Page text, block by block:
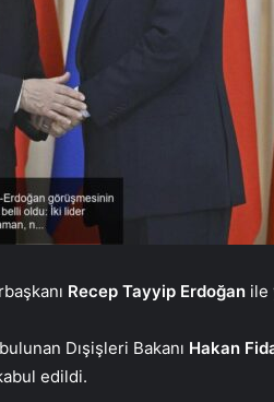
Recep Tayyip Erdoğan ile
Dışişleri Bakanı Hakan
edildi.